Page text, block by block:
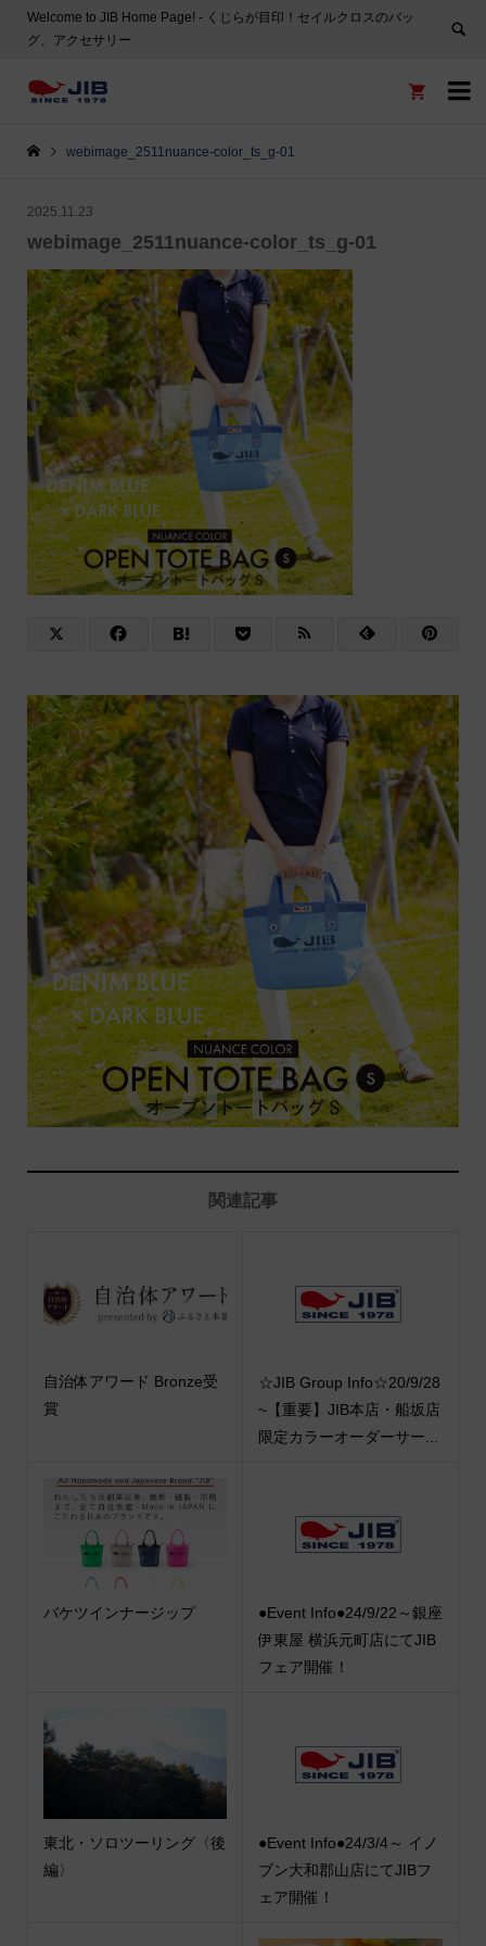
Welcome to JIB Home Page! ‐ くじらが目印！セイルクロスのバッ
グ、アクセサリー


webimage_2511nuance-color_ts_g-01
2025.11.23
webimage_2511nuance-color_ts_g-01
関連記事
自治体アワード Bronze受
賞
☆JIB Group Info☆20/9/28
~【重要】JIB本店・船坂店
限定カラーオーダーサー...
バケツインナージップ
●Event Info●24/9/22～銀座
伊東屋 横浜元町店にてJIB
フェア開催！
東北・ソロツーリング〈後
編〉
●Event Info●24/3/4～ イノ
ブン大和郡山店にてJIBフ
ェア開催！